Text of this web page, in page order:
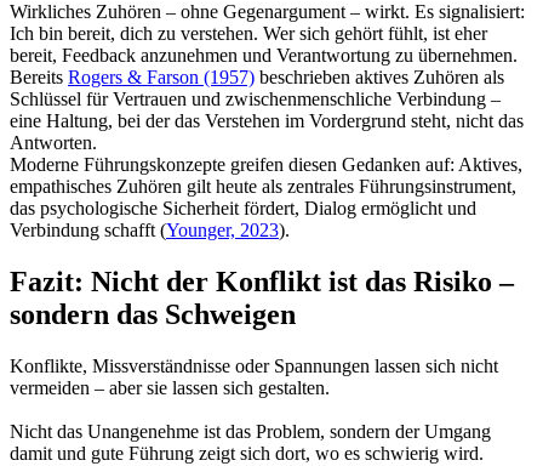
Wirkliches Zuhören – ohne Gegenargument – wirkt. Es signalisiert:
Ich bin bereit, dich zu verstehen. Wer sich gehört fühlt, ist eher
bereit, Feedback anzunehmen und Verantwortung zu übernehmen.
Bereits Rogers & Farson (1957) beschrieben aktives Zuhören als
Schlüssel für Vertrauen und zwischenmenschliche Verbindung –
eine Haltung, bei der das Verstehen im Vordergrund steht, nicht das
Antworten.
Moderne Führungskonzepte greifen diesen Gedanken auf: Aktives,
empathisches Zuhören gilt heute als zentrales Führungsinstrument,
das psychologische Sicherheit fördert, Dialog ermöglicht und
Verbindung schafft (Younger, 2023).
Fazit: Nicht der Konflikt ist das Risiko –
sondern das Schweigen
Konflikte, Missverständnisse oder Spannungen lassen sich nicht
vermeiden – aber sie lassen sich gestalten.
Nicht das Unangenehme ist das Problem, sondern der Umgang
damit und gute Führung zeigt sich dort, wo es schwierig wird.